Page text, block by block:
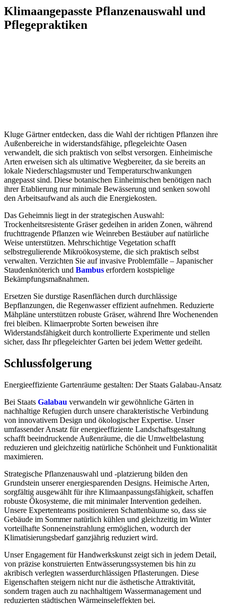
Klimaangepasste Pflanzenauswahl und
Pflegepraktiken
Kluge Gärtner entdecken, dass die Wahl der richtigen Pflanzen ihre
Außenbereiche in widerstandsfähige, pflegeleichte Oasen
verwandelt, die sich praktisch von selbst versorgen. Einheimische
Arten erweisen sich als ultimative Wegbereiter, da sie bereits an
lokale Niederschlagsmuster und Temperaturschwankungen
angepasst sind. Diese botanischen Einheimischen benötigen nach
ihrer Etablierung nur minimale Bewässerung und senken sowohl
den Arbeitsaufwand als auch die Energiekosten.
Das Geheimnis liegt in der strategischen Auswahl:
Trockenheitsresistente Gräser gedeihen in ariden Zonen, während
fruchttragende Pflanzen wie Weinreben Bestäuber auf natürliche
Weise unterstützen. Mehrschichtige Vegetation schafft
selbstregulierende Mikroökosysteme, die sich praktisch selbst
verwalten. Verzichten Sie auf invasive Problemfälle – Japanischer
Staudenknöterich und Bambus erfordern kostspielige
Bekämpfungsmaßnahmen.
Ersetzen Sie durstige Rasenflächen durch durchlässige
Bepflanzungen, die Regenwasser effizient aufnehmen. Reduzierte
Mähpläne unterstützen robuste Gräser, während Ihre Wochenenden
frei bleiben. Klimaerprobte Sorten beweisen ihre
Widerstandsfähigkeit durch kontrollierte Experimente und stellen
sicher, dass Ihr pflegeleichter Garten bei jedem Wetter gedeiht.
Schlussfolgerung
Energieeffiziente Gartenräume gestalten: Der Staats Galabau-Ansatz
Bei Staats Galabau verwandeln wir gewöhnliche Gärten in
nachhaltige Refugien durch unsere charakteristische Verbindung
von innovativem Design und ökologischer Expertise. Unser
umfassender Ansatz für energieeffiziente Landschaftsgestaltung
schafft beeindruckende Außenräume, die die Umweltbelastung
reduzieren und gleichzeitig natürliche Schönheit und Funktionalität
maximieren.
Strategische Pflanzenauswahl und -platzierung bilden den
Grundstein unserer energiesparenden Designs. Heimische Arten,
sorgfältig ausgewählt für ihre Klimaanpassungsfähigkeit, schaffen
robuste Ökosysteme, die mit minimaler Intervention gedeihen.
Unsere Expertenteams positionieren Schattenbäume so, dass sie
Gebäude im Sommer natürlich kühlen und gleichzeitig im Winter
vorteilhafte Sonneneinstrahlung ermöglichen, wodurch der
Klimatisierungsbedarf ganzjährig reduziert wird.
Unser Engagement für Handwerkskunst zeigt sich in jedem Detail,
von präzise konstruierten Entwässerungssystemen bis hin zu
akribisch verlegten wasserdurchlässigen Pflasterungen. Diese
Eigenschaften steigern nicht nur die ästhetische Attraktivität,
sondern tragen auch zu nachhaltigem Wassermanagement und
reduzierten städtischen Wärmeinseleffekten bei.